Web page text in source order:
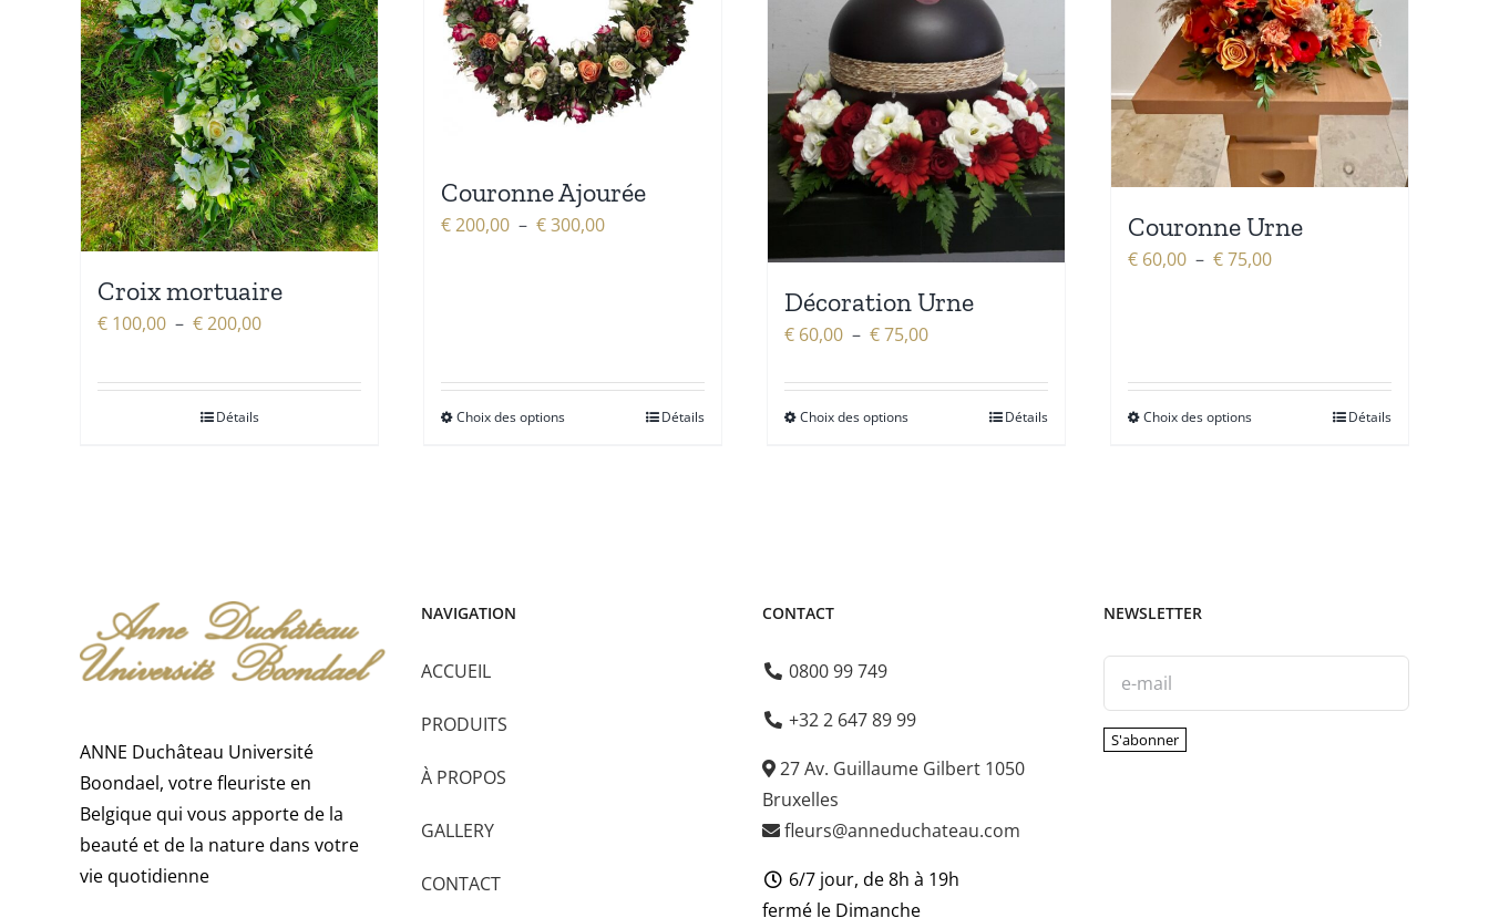
Croix mortuaire
€ 100,00 – €200,00Plage
prix :
Détails
Couronne Ajourée
€200,00 – €300,00Plage
€ 300,00
Choix des options Détails
Décoration Urne
€ 60,00 – €75,00Plage
prix :
Choix des options Détails
Couronne Urne
€ 60,00 – €75,00Plage
à
Choix des options Détails
ANNE Duchâteau Université
Boondael, votre fleuriste en
Belgique qui vous apporte de la
beauté et de la nature dans votre
vie quotidienne
NAVIGATION
ACCUEIL
PRODUITS
À PROPOS
GALLERY
CONTACT
CONTACT
0800 99 749
+32 2 647 89 99
27 Av. Guillaume Gilbert 1050
Bruxelles
fleurs@anneduchateau.com
6/7 jour, de 8h à 19h
fermé le Dimanche
NEWSLETTER